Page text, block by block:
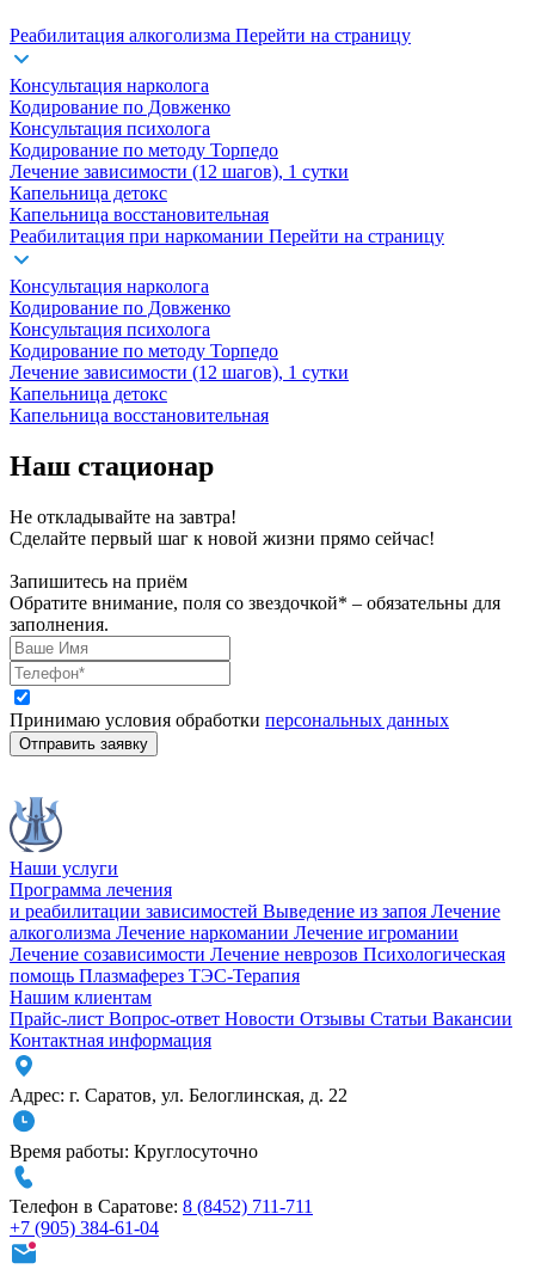
Реабилитация алкоголизма Перейти на страницу
Консультация нарколога
Кодирование по Довженко
Консультация психолога
Кодирование по методу Торпедо
Лечение зависимости (12 шагов), 1 сутки
Капельница детокс
Капельница восстановительная
Реабилитация при наркомании Перейти на страницу
Консультация нарколога
Кодирование по Довженко
Консультация психолога
Кодирование по методу Торпедо
Лечение зависимости (12 шагов), 1 сутки
Капельница детокс
Капельница восстановительная
Наш стационар
Не откладывайте на завтра!
Сделайте первый шаг к новой жизни прямо сейчас!
Запишитесь на приём
Обратите внимание, поля со звездочкой* – обязательны для
заполнения.
Принимаю условия обработки персональных данных
Отправить заявку
Наши услуги
Программа лечения
и реабилитации зависимостей Выведение из запоя Лечение
алкоголизма Лечение наркомании Лечение игромании
Лечение созависимости Лечение неврозов Психологическая
помощь Плазмаферез ТЭС-Терапия
Нашим клиентам
Прайс-лист Вопрос-ответ Новости Отзывы Статьи Вакансии
Контактная информация
Адрес: г. Саратов, ул. Белоглинская, д. 22
Время работы: Круглосуточно
Телефон в Саратове: 8 (8452) 711-711
+7 (905) 384-61-04